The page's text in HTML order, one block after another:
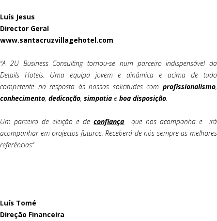
Luís Jesus
Director Geral
www.santacruzvillagehotel.com
“A 2U Business Consulting tornou-se num parceiro indispensável da
Details Hotels. Uma equipa jovem e dinâmica e acima de tudo
competente na resposta às nossas solicitudes com profissionalismo,
conhecimento, dedicação, simpatia e boa disposição.
Um parceiro de eleição e deconfiança que nos acompanha e irá
acompanhar em projectos futuros. Receberá de nós sempre as melhores
referências”
Luís Tomé
Direção Financeira